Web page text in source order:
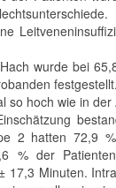
wurde bei
so hoch wie in der
2 hatten 72,9
% der
17,3 Minuten.